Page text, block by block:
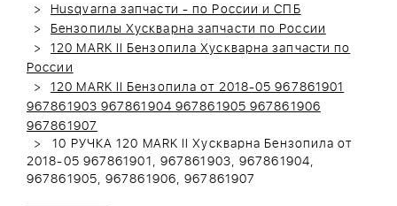
Husqvarna запчасти - по России и СПБ
Бензопилы Хускварна запчасти по России
120 MARK II Бензопила Хускварна запчасти по
России
120 MARK II Бензопила от 2018-05 967861901
967861903 967861904 967861905 967861906
967861907
10 РУЧКА 120 MARK II Хускварна Бензопила от
2018-05 967861901, 967861903, 967861904,
967861905, 967861906, 967861907